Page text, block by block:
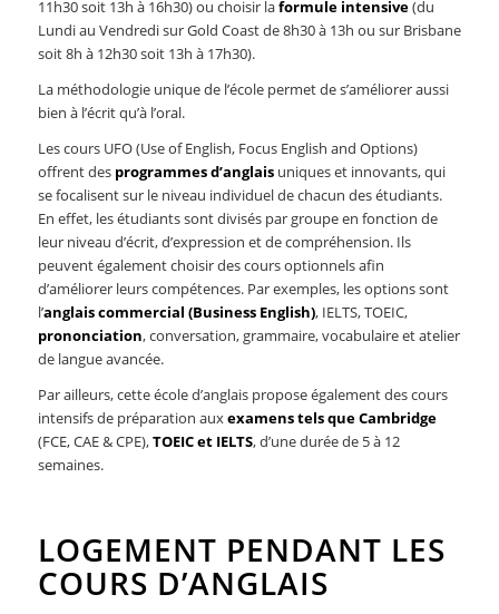
11h30 soit 13h à 16h30) ou choisir laformule intensive(du
Lundi au Vendredi sur Gold Coast de 8h30 à 13h ou sur Brisbane
soit 8h à 12h30 soit 13h à 17h30).
La méthodologie unique de l’école permet de s’améliorer aussi
bien à l’écrit qu’à l’oral.
Les cours UFO (Use of English, Focus English and Options)
offrent des programmes d’anglaisuniques et innovants, qui
se focalisent sur le niveau individuel de chacun des étudiants.
En effet, les étudiants sont divisés par groupe en fonction de
leur niveau d’écrit, d’expression et de compréhension. Ils
peuvent également choisir des cours optionnels afin
d’améliorer leurs compétences. Par exemples, les options sont
l’anglais commercial (Business English), IELTS, TOEIC,
prononciation, conversation, grammaire, vocabulaire et atelier
de langue avancée.
Par ailleurs, cette école d’anglais propose également des cours
intensifs de préparation auxexamens tels que Cambridge
(FCE, CAE & CPE),TOEIC et IELTS, d’une durée de 5 à 12
semaines.
LOGEMENT PENDANT LES
COURS D’ANGLAIS